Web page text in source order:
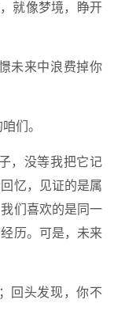
就像梦境，睁开
未来中浪费掉你
们。
，没等我把它记
忆，见证的是属
们喜欢的是同一
历。可是，未来
回头发现，你不